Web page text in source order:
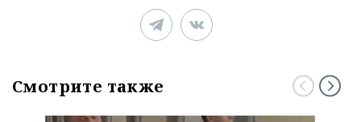
Смотрите также